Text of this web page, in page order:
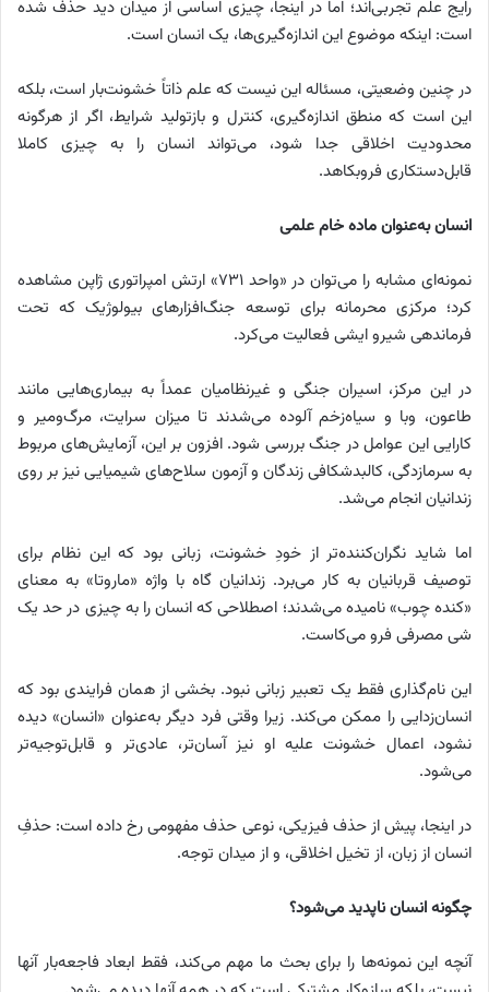
رایج علم تجربی‌اند؛ اما در اینجا، چیزی اساسی از میدان دید حذف شده
است: اینکه موضوع این اندازه‌گیری‌ها، یک انسان است.
در چنین وضعیتی، مسئاله این نیست که علم ذاتاً خشونت‌بار است، بلکه
این است که منطق اندازه‌گیری، کنترل و بازتولید شرایط، اگر از هرگونه
محدودیت اخلاقی جدا شود، می‌تواند انسان را به چیزی کاملا
قابل‌دستکاری فروبکاهد.
انسان به‌عنوان ماده خام علمی
نمونه‌ای مشابه را می‌توان در «واحد ۷۳۱» ارتش امپراتوری ژاپن مشاهده
کرد؛ مرکزی محرمانه برای توسعه جنگ‌افزارهای بیولوژیک که تحت
فرماندهی شیرو ایشی فعالیت می‌کرد.
در این مرکز، اسیران جنگی و غیرنظامیان عمداً به بیماری‌هایی مانند
طاعون، وبا و سیاه‌زخم آلوده می‌شدند تا میزان سرایت، مرگ‌ومیر و
کارایی این عوامل در جنگ بررسی شود. افزون بر این، آزمایش‌های مربوط
به سرمازدگی، کالبدشکافی زندگان و آزمون سلاح‌های شیمیایی نیز بر روی
زندانیان انجام می‌شد.
اما شاید نگران‌کننده‌تر از خودِ خشونت، زبانی بود که این نظام برای
توصیف قربانیان به کار می‌برد. زندانیان گاه با واژه «ماروتا» به معنای
«کنده چوب» نامیده می‌شدند؛ اصطلاحی که انسان را به چیزی در حد یک
شی مصرفی فرو می‌کاست.
این نام‌گذاری فقط یک تعبیر زبانی نبود. بخشی از همان فرایندی بود که
انسان‌زدایی را ممکن می‌کند. زیرا وقتی فرد دیگر به‌عنوان «انسان» دیده
نشود، اعمال خشونت علیه او نیز آسان‌تر، عادی‌تر و قابل‌توجیه‌تر
می‌شود.
در اینجا، پیش از حذف فیزیکی، نوعی حذف مفهومی رخ داده است: حذفِ
انسان از زبان، از تخیل اخلاقی، و از میدان توجه.
چگونه انسان ناپدید می‌شود؟
آنچه این نمونه‌ها را برای بحث ما مهم می‌کند، فقط ابعاد فاجعه‌بار آنها